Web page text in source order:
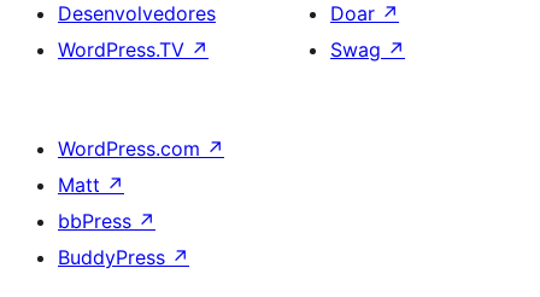
Desenvolvedores
WordPress.TV ↗
Doar ↗
Swag ↗
WordPress.com ↗
Matt ↗
bbPress ↗
BuddyPress ↗